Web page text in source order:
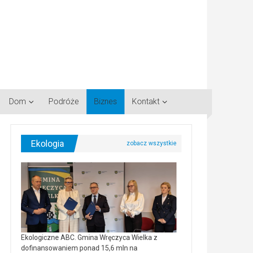
Dom Podróże Biznes Kontakt
Ekologia
Ekologiczne ABC. Gmina Wręczyca Wielka z
dofinansowaniem ponad 15,6 mln na